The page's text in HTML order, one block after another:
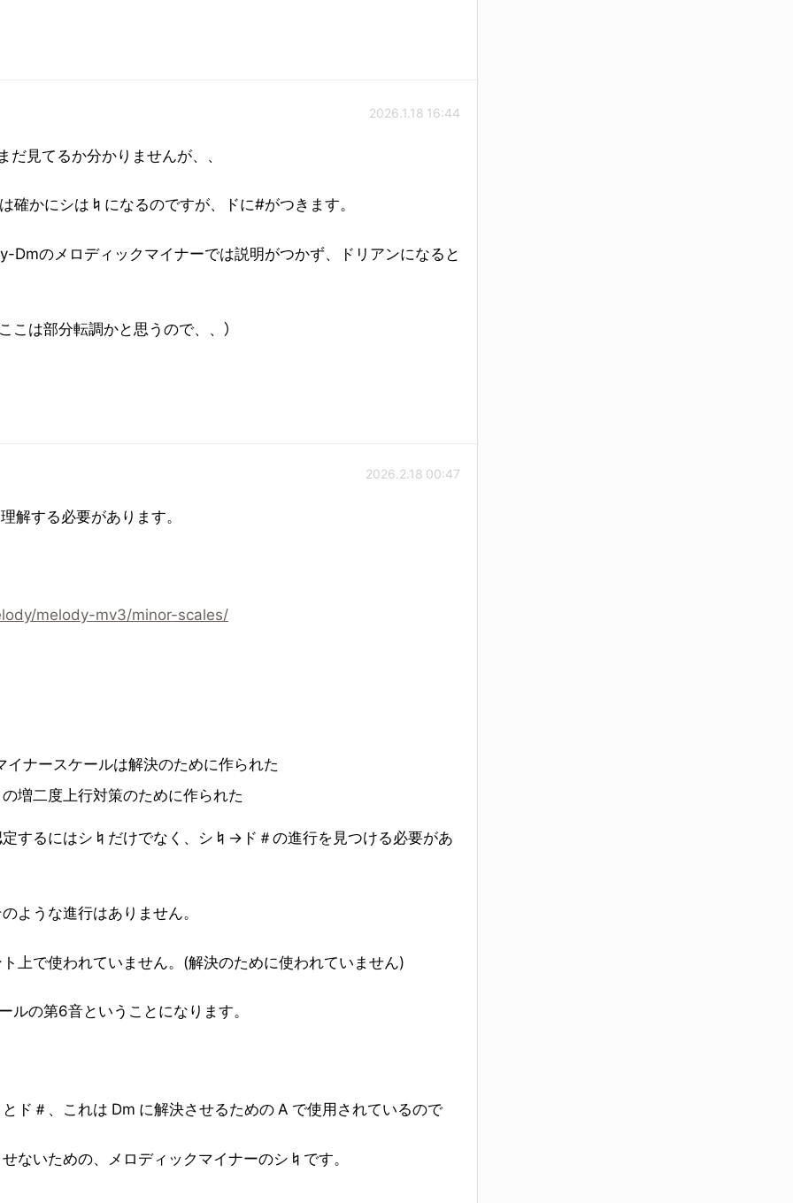
2026.1.18 16:44
見てるか分かりませんが、、
は確かにシは♮になるのですが、ドに#がつきます。
Dmのメロディックマイナーでは説明がつかず、ドリアンになると
こは部分転調かと思うので、、）
2026.2.18 00:47
解する必要があります。
melody-mv3/minor-scales/
イナースケールは解決のために作られた
増二度上行対策のために作られた
するにはシ♮だけでなく、シ♮→ド＃の進行を見つける必要があ
ような進行はありません。
上で使われていません。(解決のために使われていません)
の第6音ということになります。
ド＃、これは Dm に解決させるための A で使用されているので
ないための、 メロディックマイナーのシ♮です。